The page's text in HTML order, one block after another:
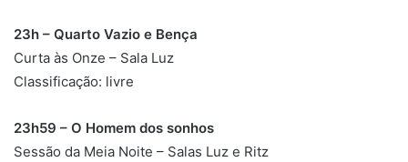
23h – Quarto Vazio e Bença
Curta às Onze – Sala Luz
Classificação: livre
23h59 – O Homem dos sonhos
Sessão da Meia Noite – Salas Luz e Ritz